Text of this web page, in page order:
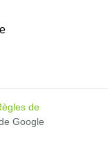
de
Google